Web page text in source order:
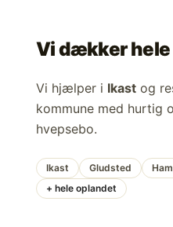
Vi dækker
Vi hjælper i Ikast og
kommune med hurtig
hvepsebo.
Ikast Gludsted
+ hele oplandet